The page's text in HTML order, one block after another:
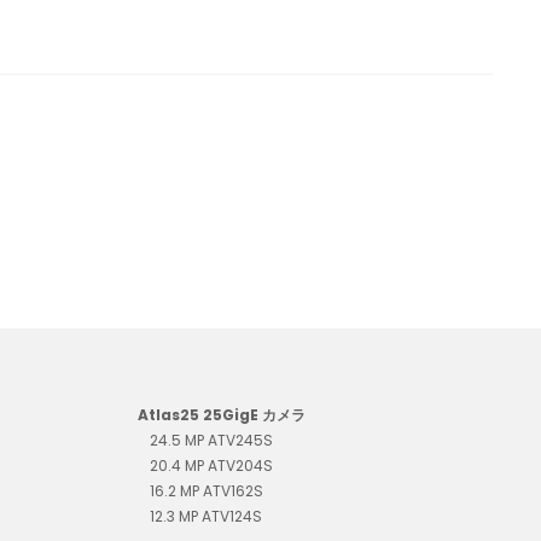
Atlas25 25GigE カメラ
24.5 MP ATV245S
20.4 MP ATV204S
16.2 MP ATV162S
12.3 MP ATV124S